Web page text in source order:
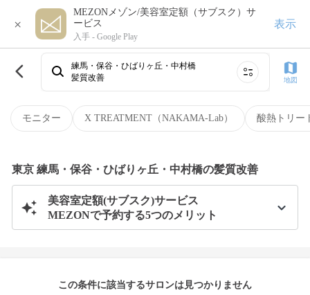
×
MEZONメゾン/美容室定額（サブスク）サ
ービス
入手 - Google Play
表示
モニター X TREATMENT（NAKAMA-Lab） 酸熱トリー
練馬・保谷・ひばりヶ丘・中村橋
髪質改善
地図
東京 練馬・保谷・ひばりヶ丘・中村橋の髪質改善
美容室定額(サブスク)サービス
MEZONで予約する5つのメリット
この条件に該当するサロンは見つかりません